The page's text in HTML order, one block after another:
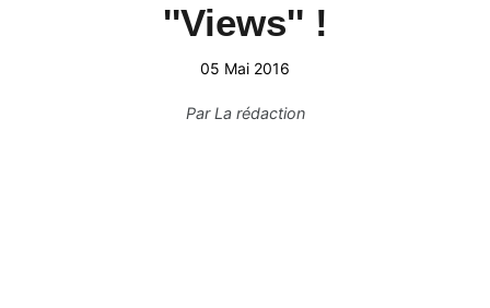
''Views'' !
05 Mai 2016
ParLa rédaction